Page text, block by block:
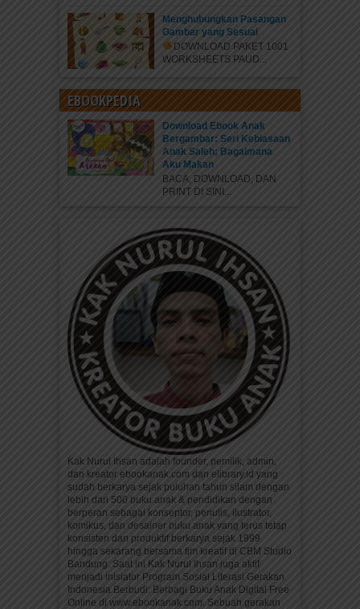
Menghubungkan Pasangan
Gambar yang Sesuai
DOWNLOAD PAKET 1001
WORKSHEETS PAUD...
EBOOKPEDIA
Download Ebook Anak
Bergambar: Seri Kebiasaan
Anak Saleh; Bagaimana
Aku Makan
BACA, DOWNLOAD, DAN
PRINT DI SINI...
Kak Nurul Ihsan adalah founder, pemilik, admin,
dan kreator ebookanak.com dan elibrary.id yang
sudah berkarya sejak puluhan tahun silam dengan
lebih dari 500 buku anak & pendidikan dengan
berperan sebagai konseptor, penulis, ilustrator,
komikus, dan desainer buku anak yang terus tetap
konsisten dan produktif berkarya sejak 1999
hingga sekarang bersama tim kreatif di CBM Studio
Bandung. Saat ini Kak Nurul Ihsan juga aktif
menjadi inisiator Program Sosial Literasi Gerakan
Indonesia Berbudi: Berbagi Buku Anak Digital Free
Online di www.ebookanak.com. Sebuah gerakan